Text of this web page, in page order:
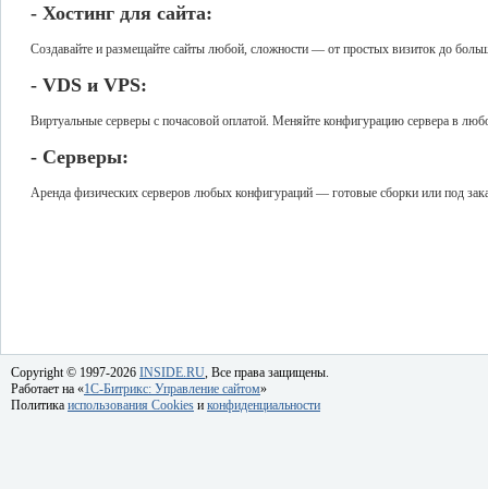
- Хостинг для сайта:
Создавайте и размещайте сайты любой, сложности — от простых визиток до
- VDS и VPS:
Виртуальные серверы с почасовой оплатой. Меняйте конфигурацию сервера в
- Серверы:
Аренда физических серверов любых конфигураций — готовые сборки или под
Copyright © 1997-2026 INSIDE.RU, Все права защищены.
Работает на «1C-Битрикс: Управление сайтом»
Политика использования Cookies и конфиденциальности